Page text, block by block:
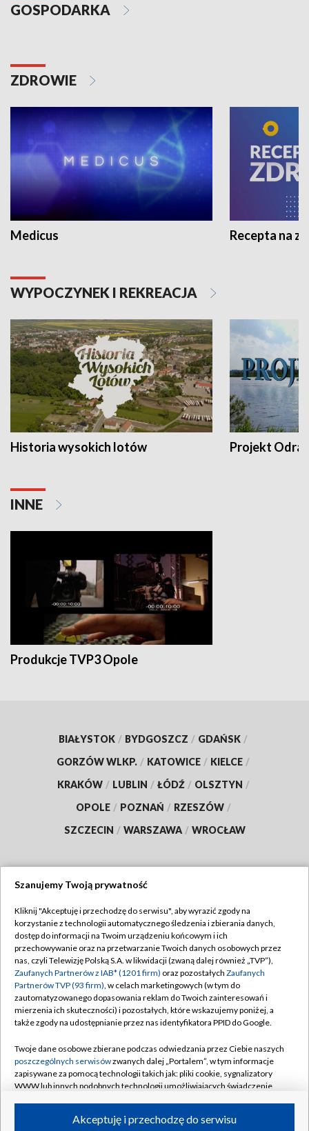
GOSPODARKA
ZDROWIE
Medicus Recepta na
WYPOCZYNEK I REKREACJA
Historia wysokich lotów Projekt Odra
INNE
Produkcje TVP3 Opole
BIAŁYSTOK / BYDGOSZCZ / GDAŃSK /
GORZÓW WLKP. / KATOWICE / KIELCE /
KRAKÓW / LUBLIN / ŁÓDŹ / OLSZTYN /
OPOLE / POZNAŃ / RZESZÓW /
SZCZECIN / WARSZAWA / WROCŁAW
TVP
Abonament TVP
Emisja w TVP
Centrum informacji TVP
Naziemna Telewizja Cyfrowa
Rada Programowa
System NOS
Informacje o nadawcy
Program dla prasy
Regulamin TVP
Polityka prywatności
Moje zgody
Pomoc
Kontakt
Kanały
Szanujemy Twoją prywatność
Kliknij "Akceptuję i przechodzę do serwisu", aby wyrazić zgody na
korzystanie z technologii automatycznego śledzenia i zbierania danych,
dostęp do informacji na Twoim urządzeniu końcowym i ich
przechowywanie oraz na przetwarzanie Twoich danych osobowych przez
nas, czyli Telewizję Polską S.A. w likwidacji (zwaną dalej również „TVP”),
Zaufanych Partnerów z IAB* (1201 firm) oraz pozostałych Zaufanych
Partnerów TVP (93 firm), w celach marketingowych (w tym do
zautomatyzowanego dopasowania reklam do Twoich zainteresowań i
mierzenia ich skuteczności) i pozostałych, które wskazujemy poniżej, a
także zgody na udostępnianie przez nas identyfikatora PPID do Google.
Twoje dane osobowe zbierane podczas odwiedzania przez Ciebie naszych
poszczególnych serwisówzwanych dalej „Portalem”, w tym informacje
zapisywane za pomocą technologii takich jak: pliki cookie, sygnalizatory
WWW lub innych podobnych technologii umożliwiających świadczenie
ruchu w Internecie.Akceptuję i przechodzę do serwisu